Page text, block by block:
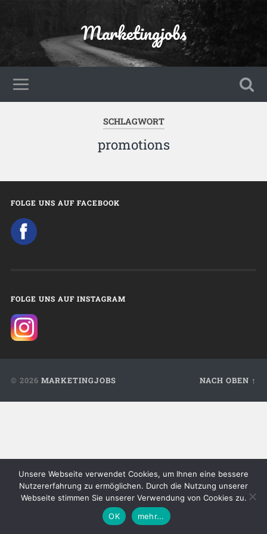
Marketingjobs
SCHLAGWORT
promotions
FOLGE UNS AUF FACEBOOK
FOLGE UNS AUF INSTAGRAM
© 2026 MARKETINGJOBS NACH OBEN ↑
Unsere Webseite verwendet Cookies, um Ihnen eine bessere
Nutzererfahrung zu ermöglichen. Durch die Nutzung unserer
Webseite stimmen Sie unserer Verwendung von Cookies zu.
OK
mehr...